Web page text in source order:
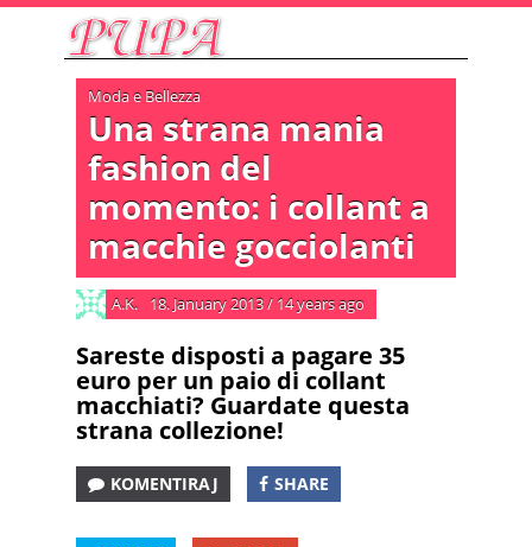
Moda e Bellezza
Una strana mania
fashion del
momento: i collant a
macchie gocciolanti
A.K. 18. January 2013/ 14 years ago
Sareste disposti a pagare 35
euro per un paio di collant
macchiati? Guardate questa
strana collezione!
KOMENTIRAJ SHARE